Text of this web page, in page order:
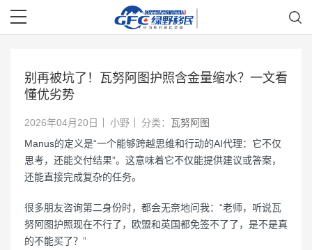
别再被坑了！瓦努阿图护照含金量缩水？一文看
懂优劣势
2026年04月20日 小野 分类： 瓦努阿图
Manus的定义是“一个能够跨越思维和行动的AI代理：它不仅
思考，还能交付结果”‌。这意味着它不仅能提供建议或答案，
还能直接完成复杂的任务。
很多朋友咨询第二身份时，都会无奈地问我：“老师，听说瓦
努阿图护照现在不行了，欧盟和英国都免签不了了，是不是真
的不能买了？”